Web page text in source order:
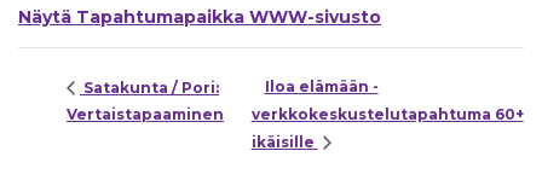
Näytä Tapahtumapaikka WWW-sivusto
Satakunta / Pori:
Vertaistapaaminen
Iloa elämään -
verkkokeskustelutapahtuma 60+
ikäisille